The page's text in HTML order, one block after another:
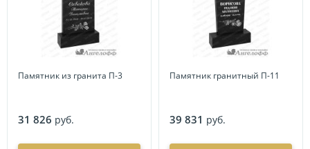
Памятник из гранита П-3
31 826 руб.
Памятник гранитный П-11
39 831 руб.